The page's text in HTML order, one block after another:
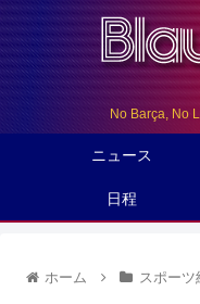
No Barça, No
ニュース
日程
ホーム スポーツ